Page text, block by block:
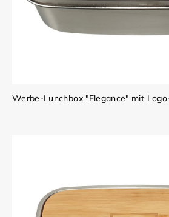
Werbe-Lunchbox "Elegance" mit